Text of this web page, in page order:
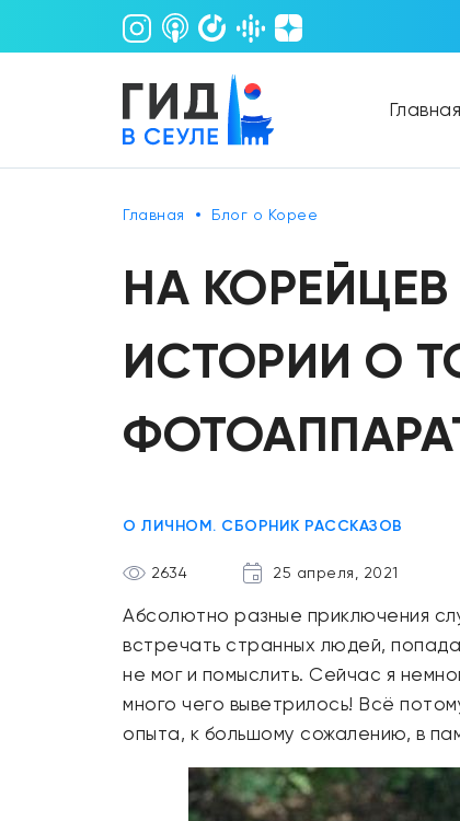
Главная
Главная Блог о Корее
НА
ИСТОРИИ О
О ЛИЧНОМ. СБОРНИК РАССКАЗОВ
2634 25 апреля, 2021
Абсолютно разные приключения
встречать странных людей,
не мог и помыслить. Сейчас я
много чего выветрилось! Всё
опыта, к большому сожалению, в